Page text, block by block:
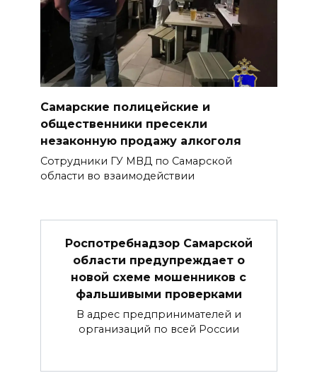
Самарские полицейские и
общественники пресекли
незаконную продажу алкоголя
Сотрудники ГУ МВД по Самарской
области во взаимодействии
Роспотребнадзор Самарской
области предупреждает о
новой схеме мошенников с
фальшивыми проверками
В адрес предпринимателей и
организаций по всей России